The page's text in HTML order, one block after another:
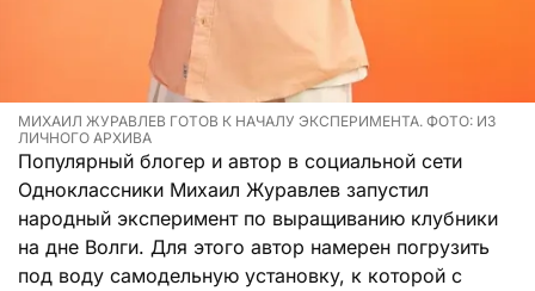
МИХАИЛ ЖУРАВЛЕВ ГОТОВ К НАЧАЛУ ЭКСПЕРИМЕНТА. ФОТО: ИЗ
ЛИЧНОГО АРХИВА
Популярный блогер и автор в социальной сети
Одноклассники Михаил Журавлев запустил
народный эксперимент по выращиванию клубники
на дне Волги. Для этого автор намерен погрузить
под воду самодельную установку, к которой с